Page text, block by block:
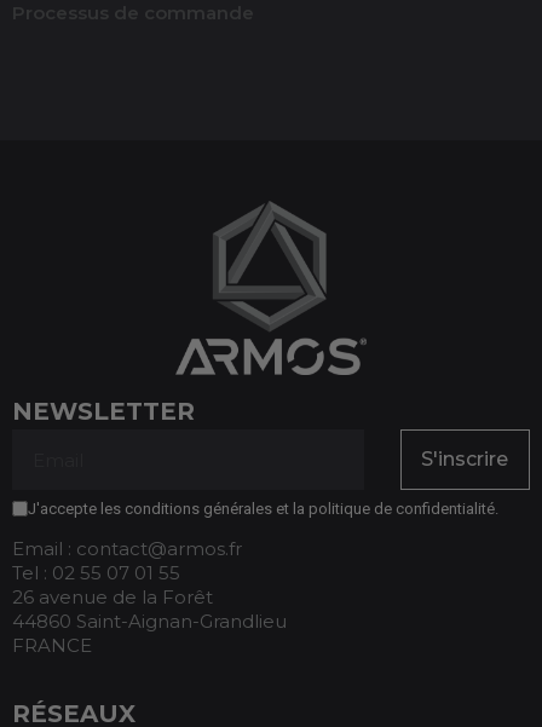
Processus de commande
NEWSLETTER
S'inscrire
J'accepte les conditions générales et la politique de confidentialité.
Email : contact@armos.fr
Tel : 02 55 07 01 55
26 avenue de la Forêt
44860 Saint-Aignan-Grandlieu
FRANCE
RÉSEAUX